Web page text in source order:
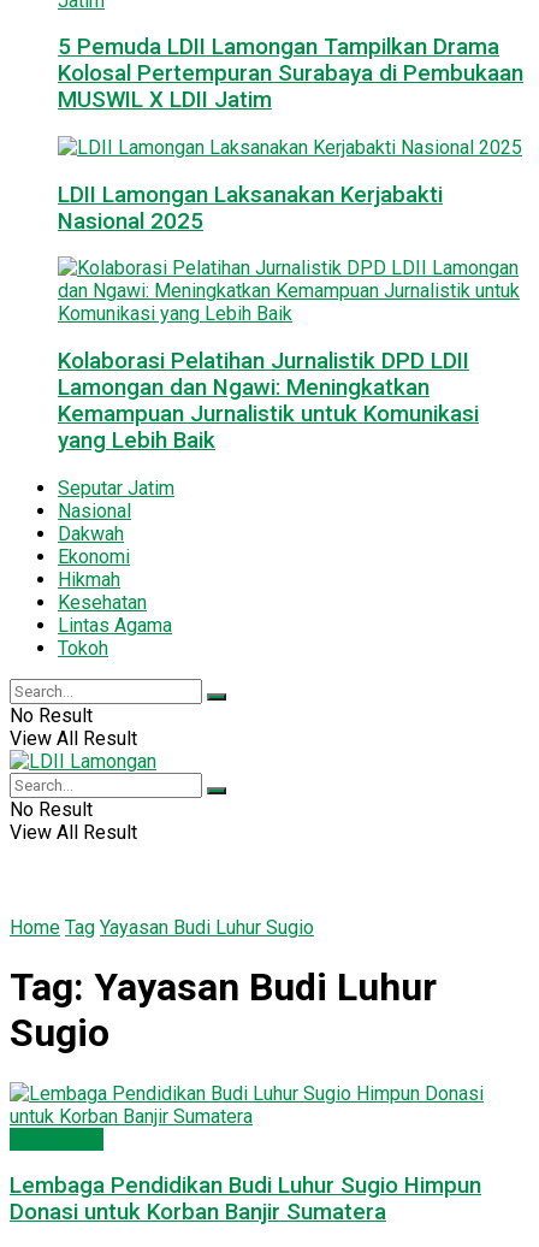
5 Pemuda LDII Lamongan Tampilkan Drama
Kolosal Pertempuran Surabaya di Pembukaan
MUSWIL X LDII Jatim
LDII Lamongan Laksanakan Kerjabakti
Nasional 2025
Kolaborasi Pelatihan Jurnalistik DPD LDII
Lamongan dan Ngawi: Meningkatkan
Kemampuan Jurnalistik untuk Komunikasi
yang Lebih Baik
Seputar Jatim
Nasional
Dakwah
Ekonomi
Hikmah
Kesehatan
Lintas Agama
Tokoh
No Result
View All Result
No Result
View All Result
Home Tag Yayasan Budi Luhur Sugio
Tag: Yayasan Budi Luhur
Sugio
Lembaga Pendidikan Budi Luhur Sugio Himpun
Donasi untuk Korban Banjir Sumatera